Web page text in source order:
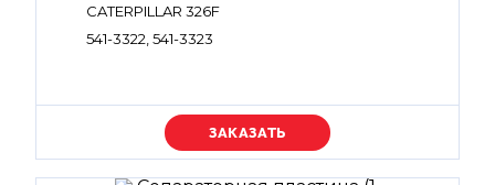
CATERPILLAR 326F
541-3322, 541-3323
Уточняйте цену